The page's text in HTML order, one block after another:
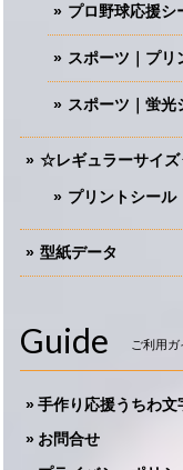
プロ野球応援シ
スポーツ｜プリ
スポーツ｜蛍光
☆レギュラーサイ
プリントシール
型紙データ
Guide ご利用ガ
手作り応援うちわ
お問合せ